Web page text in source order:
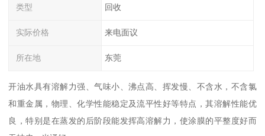
类型 回收
实际价格 来电面议
所在地 东莞
开油水具有溶解力强、气味小、沸点高、挥发慢、不含水，不含氯
和重金属，物理、化学性能稳定及流平性好等特点，其溶解性能优
良，特别是在蒸发的后阶段能发挥高溶解力，使涂膜的平整度好而